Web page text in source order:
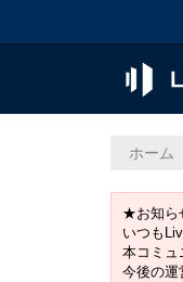
ホーム
★お知ら
いつも
本コミュ
今後の運